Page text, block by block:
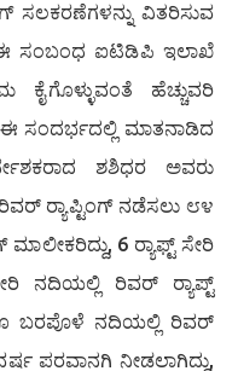
ಸಲಕರಣೆಗಳನ್ನು ವಿತರಿಸುವ
ಈ ಸಂಬಂಧ ಐಟಿಡಿಪಿ ಇಲಾಖೆ
ಹೆಚ್ಚುವರಿ
ಸಂದರ್ಭದಲ್ಲಿ ಮಾತನಾಡಿದ
ಶಶಿಧರ ಅವರು
ರಿವರ್ ರ‍್ಯಾಪ್ಟಿಂಗ್ ನಡೆಸಲು ೮೪
6 ರ‍್ಯಾಫ್ಟ್ ಸೇರಿ
ನದಿಯಲ್ಲಿ ರಿವರ್ ರ‍್ಯಾಪ್ಟ್
ಬರಪೊಳೆ ನದಿಯಲ್ಲಿ ರಿವರ್
ಪರವಾನಗಿ ನೀಡಲಾಗಿದ್ದು,